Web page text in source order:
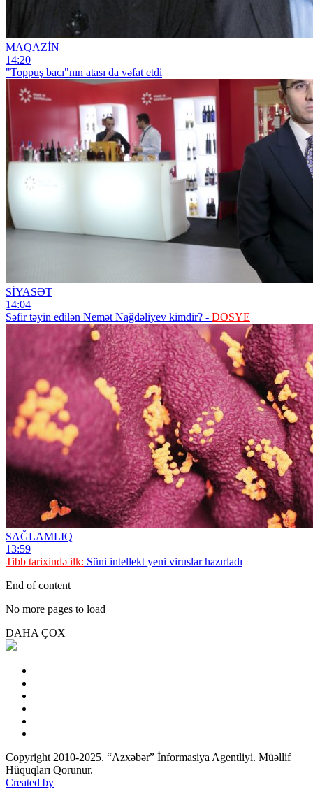
MAQAZİN
14:20
"Toppuş bacı"nın atası da vəfat etdi
SİYASƏT
14:04
Səfir təyin edilən Nemət Nağdəliyev kimdir? - DOSYE
SAĞLAMLIQ
13:59
Tibb tarixində ilk: Süni intellekt yeni viruslar hazırladı
End of content
No more pages to load
DAHA ÇOX
Copyright 2010-2025. “Azxəbər” İnformasiya Agentliyi. Müəllif
Hüquqları Qorunur.
Created by